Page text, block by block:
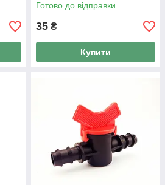
Готово до відправки
35 ₴
Купити